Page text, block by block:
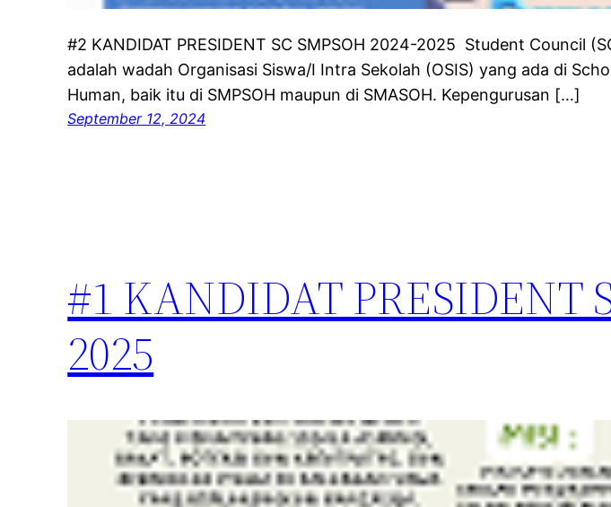
#2 KANDIDAT PRESIDENT SC SMPSOH 2024-2025 Student Council
adalah wadah Organisasi Siswa/I Intra Sekolah (OSIS) yang ada di
Human, baik itu di SMPSOH maupun di SMASOH. Kepengurusan […]
September 12, 2024
#1 KANDIDAT PRESIDENT
2025